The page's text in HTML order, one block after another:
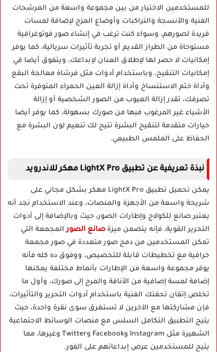
للمستخدمين الاختيار من بين مجموعة واسعة من المرشحات
الفنية والأنسجة والتراكبات وأوضاع المزج لإضافة لمسات
فريدة لصورهم، وسواء كنت ترغب في إنشاء صور فوتوغرافية
مستوحاة من الطراز القديم أو تجربة تأثيرات سريالية، كما يوفر
إمكانيات لا حصر لها لإطلاق العنان لإبداعك، ويتفوق أيضا في
إمكانيات التنقيح، وباستخدام أدوات مثل فرشاة معالجة البقع
وأداة ختم الاستنساخ وأداة إزالة العين الحمراء المتوفرة تحت
تصرفك، تقدر إزالة العيوب من الصور الشخصية أو إزالة
الأشياء غير المرغوب فيها من صورك بسهولة، كما يوفر أيضا
خيارات متقدمة لتنقيح البشرة تتيح لك تنعيم لون البشرة مع
الحفاظ على الملمس الطبيعي.
نبذة تعريفية عن تطبيق LightX Pro مهكر للاندرويد
يمكن تحميل تطبيق LightX Pro مهكر بشكل مجاني على
شريحة واسعة من الأجهزة والمنصات، وعند الاستخدام نجد أنه
يعتبر صانع للكولاج وإطارات الصور، حيث وبالإضافة إلى أدوات
التحرير القوية، فإنه يتضمن ميزة صانع الصورالمجمعة التي
تمكن المستخدمين من دمج صور متعددة في صور مجمعة
خرافية مع تخطيطات قابلة للتخصيص، ووفوق ده كله فأنه
يوفر مجموعة واسعة من الإطارات بأنماط مختلفة يمكنها
إضافة لمسة إضافية من الأناقة والمرح إلى صورك، وأول ما
تخلص إتقان تحفتك الفنية باستخدام أدوات التحرير والتأثيرات،
فإن مشاركتها مع الآخرين لا تستغرق سوى نقرة واحدة، حيث
يتيح التطبيق التكامل السلس مع منصات الوسائط الاجتماعية
الشهيرة مثل Instagram وFacebook وTwitter وغيرها، مما
يتيح للمستخدمين عرض إبداعاتهم على الفور.